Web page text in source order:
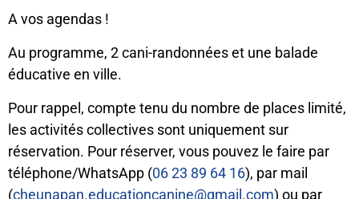
A vos agendas !
Au programme, 2 cani-randonnées et une balade
éducative en ville.
Pour rappel, compte tenu du nombre de places limité,
les activités collectives sont uniquement sur
réservation. Pour réserver, vous pouvez le faire par
téléphone/WhatsApp (06 23 89 64 16), par mail
(cheunapan.educationcanine@gmail.com) ou par